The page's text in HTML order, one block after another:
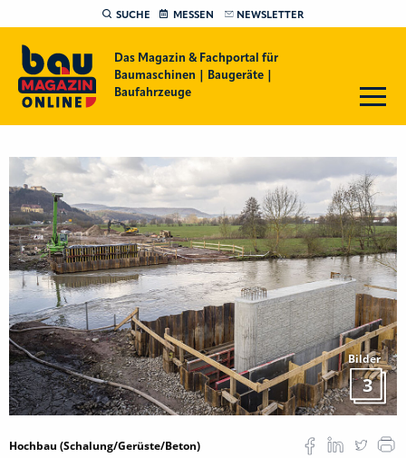
SUCHE MESSEN NEWSLETTER
Das Magazin & Fachportal für
Baumaschinen | Baugeräte |
Baufahrzeuge
Bilder
3
Hochbau (Schalung/Gerüste/Beton)